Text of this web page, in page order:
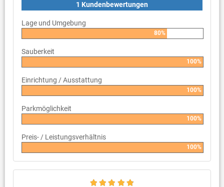
1 Kundenbewertungen
Lage und Umgebung
80%
Sauberkeit
100%
Einrichtung / Ausstattung
100%
Parkmöglichkeit
100%
Preis- / Leistungsverhältnis
100%